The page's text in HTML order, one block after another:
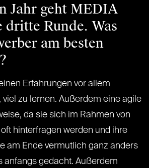
Jahr geht MEDIA
Runde. Was
am besten
Erfahrungen vor allem
viel zu lernen. Außerdem eine agile
da sie sich im Rahmen von
oft hinterfragen werden und ihre
am Ende vermutlich ganz anders
anfangs gedacht. Außerdem